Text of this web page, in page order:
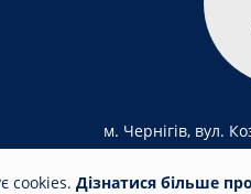
м. Чернігів, вул.
cookies. Дізнатися більше